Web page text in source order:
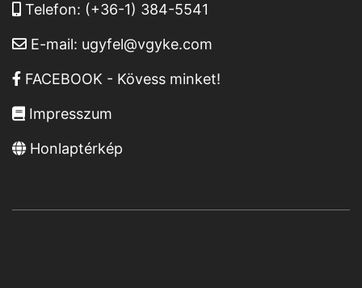
Telefon: (+36-1) 384-5541
E-mail: ugyfel@vgyke.com
FACEBOOK - Kövess minket!
Impresszum
Honlaptérkép